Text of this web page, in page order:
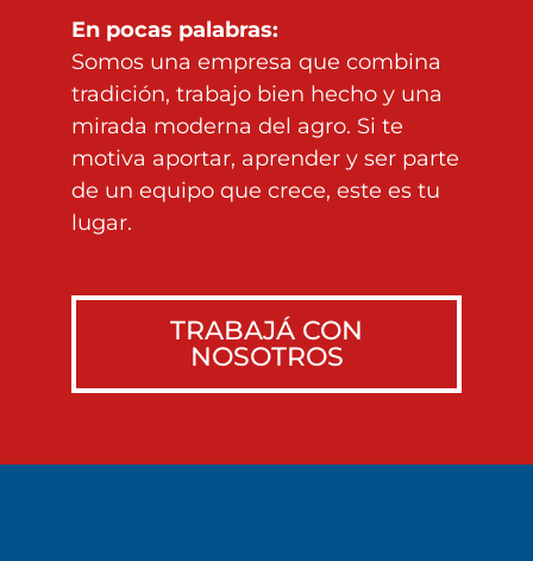
En pocas palabras:
Somos una empresa que combina
tradición, trabajo bien hecho y una
mirada moderna del agro. Si te
motiva aportar, aprender y ser parte
de un equipo que crece, este es tu
lugar.
TRABAJÁ CON
NOSOTROS